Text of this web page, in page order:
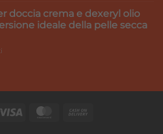
NASALI:
Perché
è
doccia crema e dexeryl olio
ideale della pelle secca
crema
dexeryl